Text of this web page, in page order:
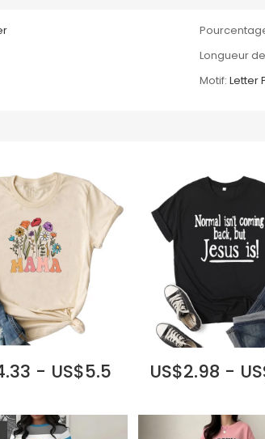
Longueur
Motif: Letter
- US$5.5 US$2.98 -